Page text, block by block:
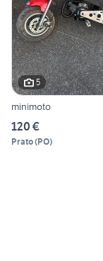
5
minimoto
120 €
Prato(PO)